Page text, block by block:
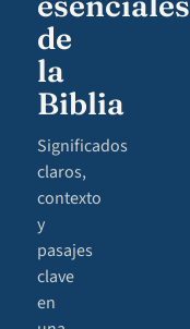
de
la
Biblia
Significados
claros,
contexto
y
pasajes
clave
en